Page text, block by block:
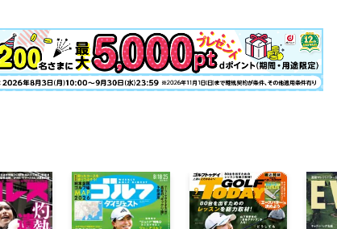
このチームに注目 壱岐（長崎）
このチームに注目 浦和実（埼玉）
このチームに注目 千葉黎明（千葉）
大会展望
出場チーム紹介 北海道・東北
東海大札幌（北海道）